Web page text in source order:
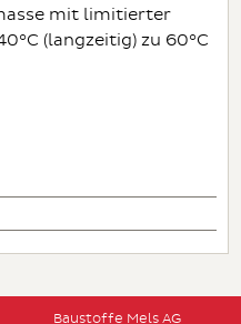
mit limitierter
(langzeitig) zu 60°C
Baustoffe Mels AG